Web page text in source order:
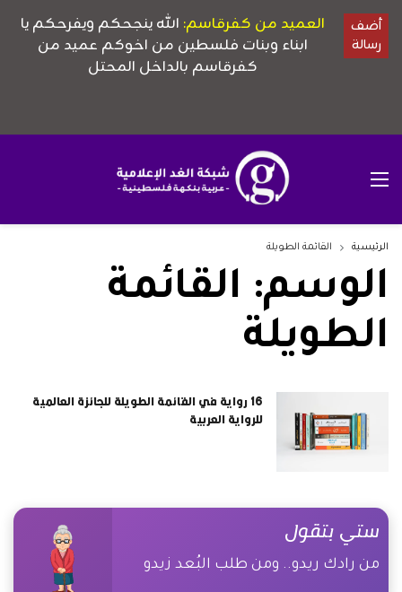
الرئيسية القائمة الطويلة
الوسم: القائمة
الطويلة
16 رواية في القائمة الطويلة للجائزة العالمية
للرواية العربية
ستي بتقول
من رادك ريدو.. ومن طلب البُعد زيدو